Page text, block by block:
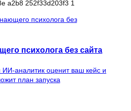
психолога без сайта
ИИ-аналитик оценит ваш кейс и
план запуска